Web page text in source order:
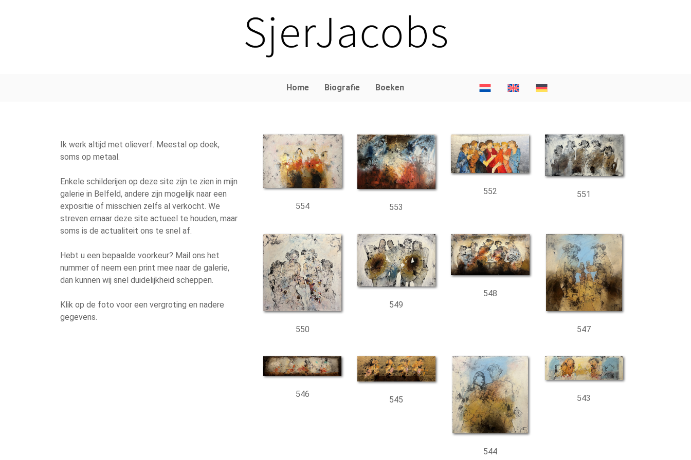
Home Biografie Boeken
Ik werk altijd met olieverf. Meestal op doek,
soms op metaal.
Enkele schilderijen op deze site zijn te zien in mijn
galerie in Belfeld, andere zijn mogelijk naar een
expositie of misschien zelfs al verkocht. We
streven ernaar deze site actueel te houden, maar
soms is de actualiteit ons te snel af.
Hebt u een bepaalde voorkeur? Mail ons het
nummer of neem een print mee naar de galerie,
dan kunnen wij snel duidelijkheid scheppen.
Klik op de foto voor een vergroting en nadere
gegevens.
554 553
552 551
550
549
548
547
546
545
544
543